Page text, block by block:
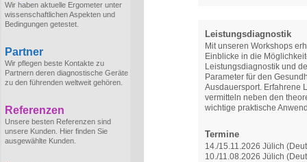
Wir haben aktuelle Ergometer unter
wissenschaftlichen Aspekten und
Bedingungen getestet.
Partner
Wir pflegen beste Kontakte zu
Partnern deren diagnostische Geräte
zu den führenden weltweit gehören.
Referenzen
Unsere besten Referenzen sind
unsere Kunden. Hier finden Sie
ausgewählte Kunden.
Leistungsdiagnostik
Mit unseren Workshops
Einblicke in die
Leistungsdiagnostik und
Parameter für den
Ausdauersport. Erfahrene
vermitteln neben den
wichtige praktische
Termine
14./15.11.2026 Jülich
10./11.08.2026 Jülich